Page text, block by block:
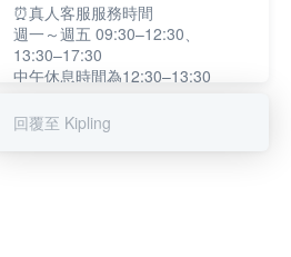
⏰真人客服服務時間
週一～週五 09:30–12:30、
13:30–17:30
中午休息時間為12:30–13:30
提醒您：系統會自動已讀訊息，如
回覆至 Kipling